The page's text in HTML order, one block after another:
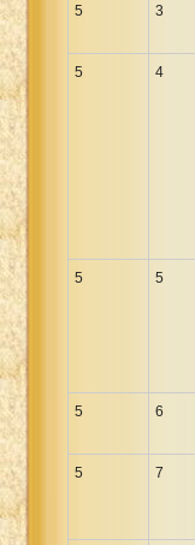
5 3
5 4
5 5
5 6
5 7